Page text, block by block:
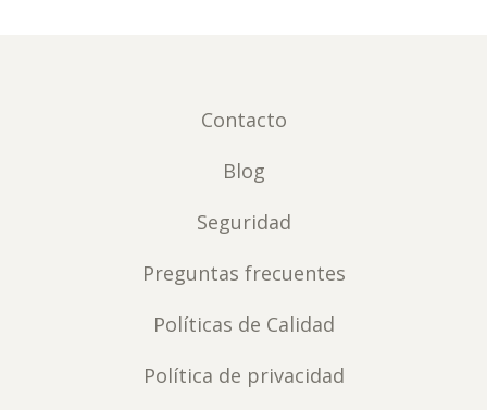
Contacto
Blog
Seguridad
Preguntas frecuentes
Políticas de Calidad
Política de privacidad